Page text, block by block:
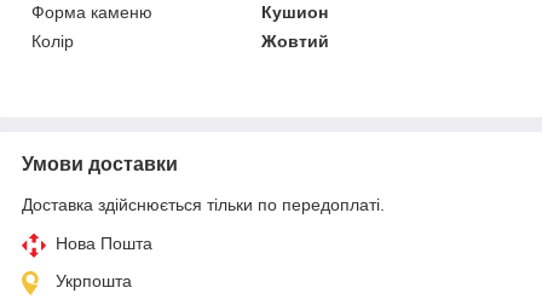
Форма каменю
Кушион
Колір
Жовтий
Умови доставки
Доставка здійснюється тільки по передоплаті.
Нова Пошта
Укрпошта